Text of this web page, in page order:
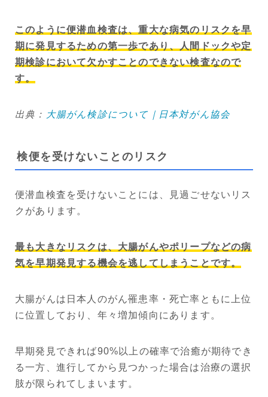
このように便潜血検査は、重大な病気のリスクを早
期に発見するための第一歩であり、人間ドックや定
期検診において欠かすことのできない検査なので
す。
出典： 大腸がん検診について｜日本対がん協会
検便を受けないことのリスク
便潜血検査を受けないことには、見過ごせないリス
クがあります。
最も大きなリスクは、大腸がんやポリープなどの病
気を早期発見する機会を逃してしまうことです。
大腸がんは日本人のがん罹患率・死亡率ともに上位
に位置しており、年々増加傾向にあります。
早期発見できれば90%以上の確率で治癒が期待でき
る一方、進行してから見つかった場合は治療の選択
肢が限られてしまいます。